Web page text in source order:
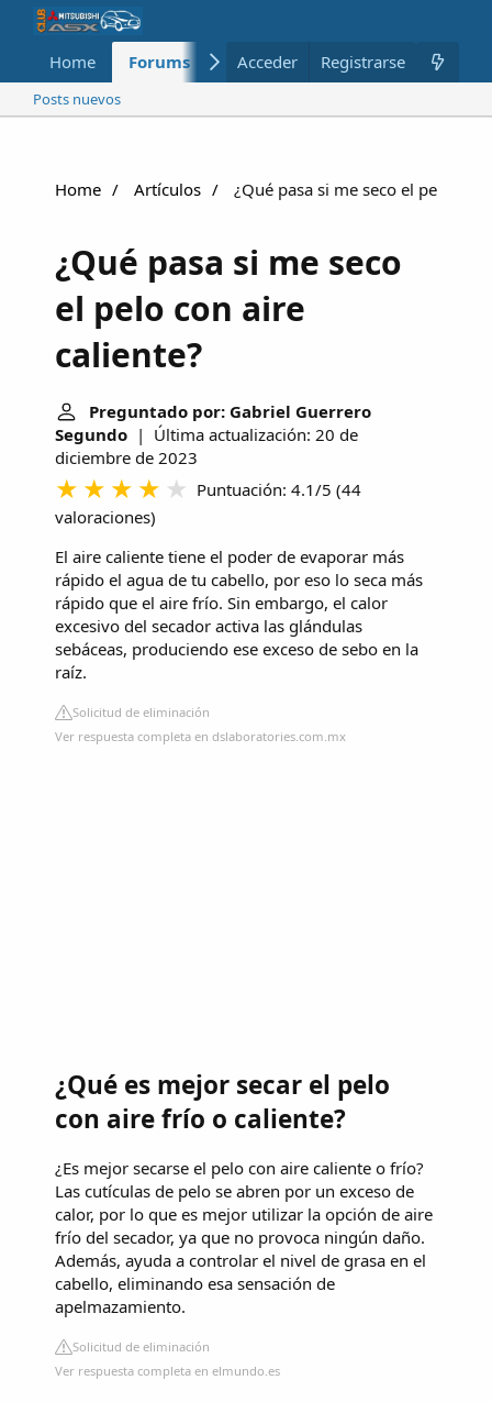
Home Forums Nuevo Miembros
Acceder Registrarse
Posts nuevos
Home Artículos ¿Qué pasa si me seco el pelo con
¿Qué pasa si me seco
el pelo con aire
caliente?
Preguntado por: Gabriel Guerrero
Segundo | Última actualización: 20 de
diciembre de 2023
Puntuación: 4.1/5 (44
valoraciones)
El aire caliente tiene el poder de evaporar más
rápido el agua de tu cabello, por eso lo seca más
rápido que el aire frío. Sin embargo, el calor
excesivo del secador activa las glándulas
sebáceas, produciendo ese exceso de sebo en la
raíz.
Solicitud de eliminación
Ver respuesta completa en dslaboratories.com.mx
¿Qué es mejor secar el pelo
con aire frío o caliente?
¿Es mejor secarse el pelo con aire caliente o frío?
Las cutículas de pelo se abren por un exceso de
calor, por lo que es mejor utilizar la opción de aire
frío del secador, ya que no provoca ningún daño.
Además, ayuda a controlar el nivel de grasa en el
cabello, eliminando esa sensación de
apelmazamiento.
Solicitud de eliminación
Ver respuesta completa en elmundo.es